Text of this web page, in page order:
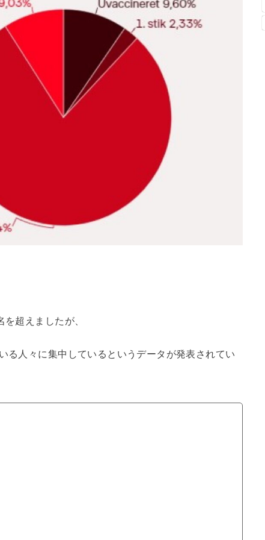
超えましたが、
る人々に集中しているというデータが発表されてい